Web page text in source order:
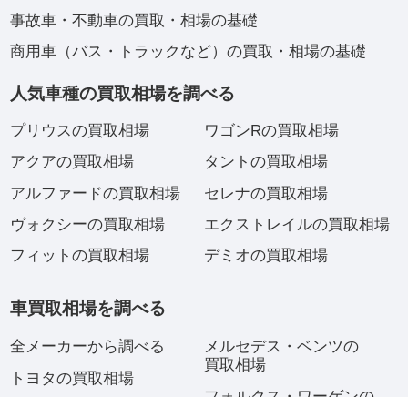
事故車・不動車の買取・相場の基礎
商用車（バス・トラックなど）の買取・相場の基礎
人気車種の買取相場を調べる
プリウスの買取相場
アクアの買取相場
アルファードの買取相場
ヴォクシーの買取相場
フィットの買取相場
ワゴンRの買取相場
タントの買取相場
セレナの買取相場
エクストレイルの買取相場
デミオの買取相場
車買取相場を調べる
全メーカーから調べる
トヨタの買取相場
メルセデス・ベンツの
買取相場